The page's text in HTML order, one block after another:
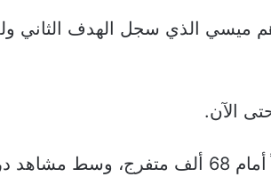
ميسي الذي سجل الهدف
وألقى لاعبو الأرجنتين ميسي في الهواء